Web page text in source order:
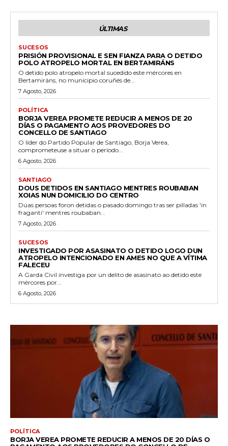
ÚLTIMAS
SUCESOS
PRISIÓN PROVISIONAL E SEN FIANZA PARA O DETIDO
POLO ATROPELO MORTAL EN BERTAMIRÁNS
O detido polo atropelo mortal sucedido este mércores en
Bertamiráns, no municipio coruñés de...
7 Agosto, 2026
POLÍTICA
BORJA VEREA PROMETE REDUCIR A MENOS DE 20
DÍAS O PAGAMENTO AOS PROVEDORES DO
CONCELLO DE SANTIAGO
O líder do Partido Popular de Santiago, Borja Verea,
comprometeuse a situar o período...
6 Agosto, 2026
SANTIAGO
DOUS DETIDOS EN SANTIAGO MENTRES ROUBABAN
XOIAS NUN DOMICILIO DO CENTRO
Dúas persoas foron detidas o pasado domingo tras ser pilladas 'in
fraganti' mentres roubaban...
7 Agosto, 2026
SUCESOS
INVESTIGADO POR ASASINATO O DETIDO LOGO DUN
ATROPELO INTENCIONADO EN AMES NO QUE A VÍTIMA
FALECEU
A Garda Civil investiga por un delito de asasinato ao detido este
mércores por...
6 Agosto, 2026
POLÍTICA
BORJA VEREA PROMETE REDUCIR A MENOS DE 20 DÍAS O